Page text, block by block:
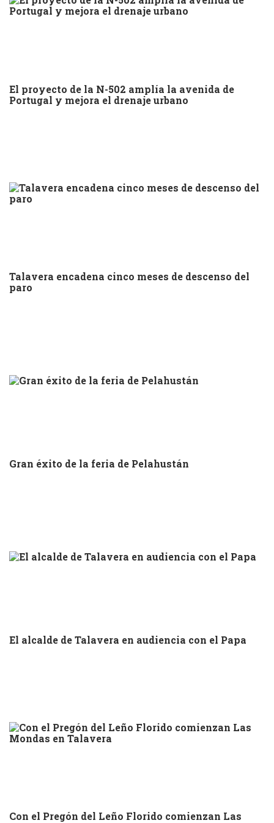
El proyecto de la N-502 amplía la avenida de
Portugal y mejora el drenaje urbano
Talavera encadena cinco meses de descenso del
paro
Gran éxito de la feria de Pelahustán
El alcalde de Talavera en audiencia con el Papa
Con el Pregón del Leño Florido comienzan Las